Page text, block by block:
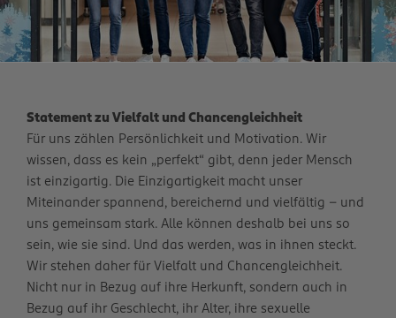
Statement zu Vielfalt und Chancengleichheit
Für uns zählen Persönlichkeit und Motivation. Wir
wissen, dass es kein „perfekt“ gibt, denn jeder Mensch
ist einzigartig. Die Einzigartigkeit macht unser
Miteinander spannend, bereichernd und vielfältig – und
uns gemeinsam stark. Alle können deshalb bei uns so
sein, wie sie sind. Und das werden, was in ihnen steckt.
Wir stehen daher für Vielfalt und Chancengleichheit.
Nicht nur in Bezug auf ihre Herkunft, sondern auch in
Bezug auf ihr Geschlecht, ihr Alter, ihre sexuelle